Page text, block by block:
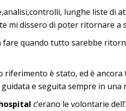
lunghe liste di
mi dissero di poter ritornare a
fare quando tutto sarebbe
è stato, ed è
e seguita sempre in
c’erano le volontarie